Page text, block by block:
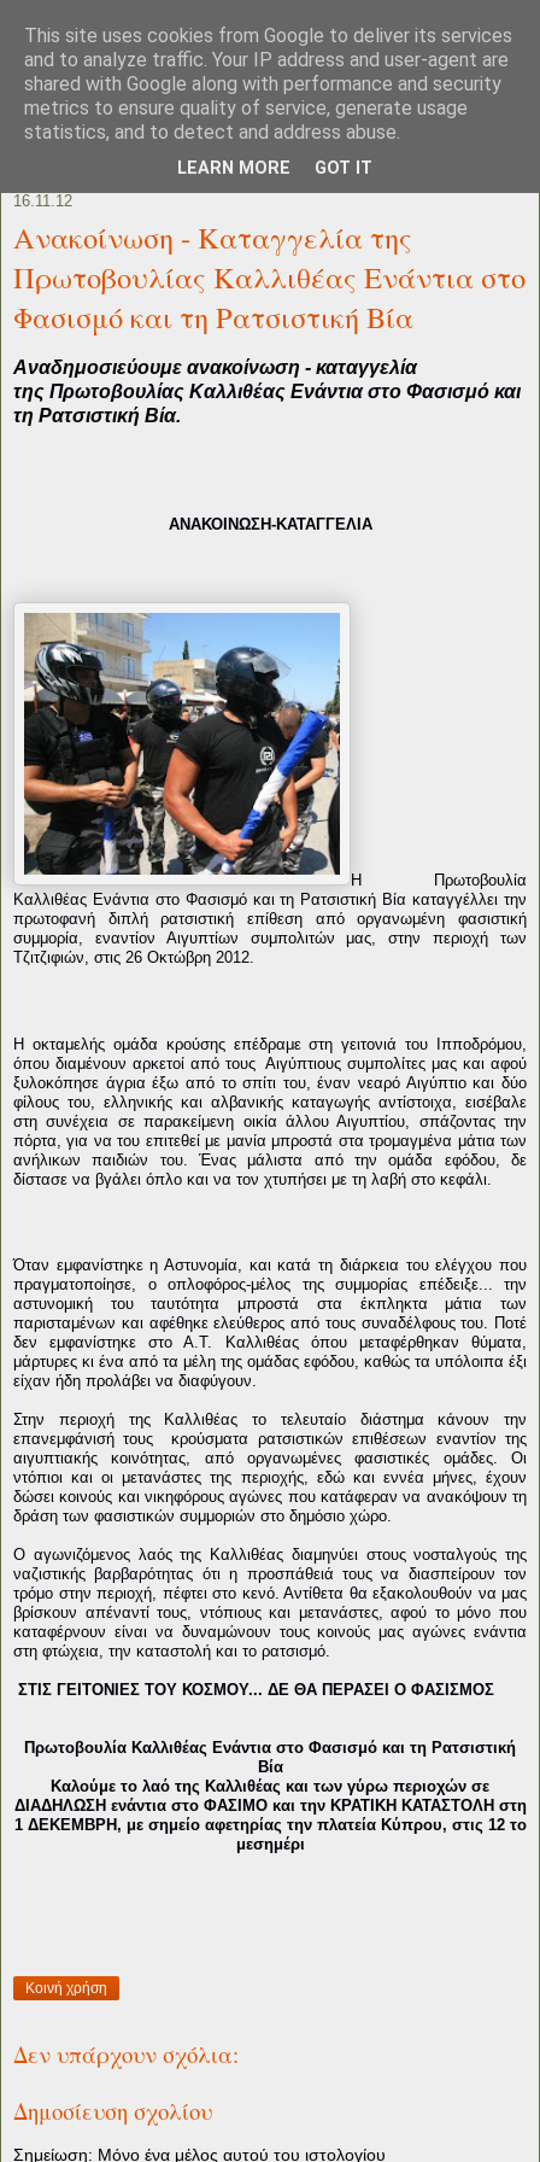
16.11.12
Ανακοίνωση - Καταγγελία της
Πρωτοβουλίας Καλλιθέας Ενάντια στο
Φασισμό και τη Ρατσιστική Βία
Αναδημοσιεύουμε ανακοίνωση - καταγγελία
της Πρωτοβουλίας Καλλιθέας Ενάντια στο Φασισμό και
τη Ρατσιστική Βία.
ΑΝΑΚΟΙΝΩΣΗ-ΚΑΤΑΓΓΕΛΙΑ
Η Πρωτοβουλία
Καλλιθέας Ενάντια στο Φασισμό και τη Ρατσιστική Βία καταγγέλλει την
πρωτοφανή διπλή ρατσιστική επίθεση από οργανωμένη φασιστική
συμμορία, εναντίον Αιγυπτίων συμπολιτών μας, στην περιοχή των
Τζιτζιφιών, στις 26 Οκτώβρη 2012.
Η οκταμελής ομάδα κρούσης επέδραμε στη γειτονιά του Ιπποδρόμου,
όπου διαμένουν αρκετοί από τους Αιγύπτιους συμπολίτες μας και αφού
ξυλοκόπησε άγρια έξω από το σπίτι του, έναν νεαρό Αιγύπτιο και δύο
φίλους του, ελληνικής και αλβανικής καταγωγής αντίστοιχα, εισέβαλε
στη συνέχεια σε παρακείμενη οικία άλλου Αιγυπτίου, σπάζοντας την
πόρτα, για να του επιτεθεί με μανία μπροστά στα τρομαγμένα μάτια των
ανήλικων παιδιών του. Ένας μάλιστα από την ομάδα εφόδου, δε
δίστασε να βγάλει όπλο και να τον χτυπήσει με τη λαβή στο κεφάλι.
Όταν εμφανίστηκε η Αστυνομία, και κατά τη διάρκεια του ελέγχου που
πραγματοποίησε, ο οπλοφόρος-μέλος της συμμορίας επέδειξε... την
αστυνομική του ταυτότητα μπροστά στα έκπληκτα μάτια των
παρισταμένων και αφέθηκε ελεύθερος από τους συναδέλφους του. Ποτέ
δεν εμφανίστηκε στο Α.Τ. Καλλιθέας όπου μεταφέρθηκαν θύματα,
μάρτυρες κι ένα από τα μέλη της ομάδας εφόδου, καθώς τα υπόλοιπα έξι
είχαν ήδη προλάβει να διαφύγουν.
Στην περιοχή της Καλλιθέας το τελευταίο διάστημα κάνουν την
επανεμφάνισή τους κρούσματα ρατσιστικών επιθέσεων εναντίον της
αιγυπτιακής κοινότητας, από οργανωμένες φασιστικές ομάδες. Οι
ντόπιοι και οι μετανάστες της περιοχής, εδώ και εννέα μήνες, έχουν
δώσει κοινούς και νικηφόρους αγώνες που κατάφεραν να ανακόψουν τη
δράση των φασιστικών συμμοριών στο δημόσιο χώρο.
Ο αγωνιζόμενος λαός της Καλλιθέας διαμηνύει στους νοσταλγούς της
ναζιστικής βαρβαρότητας ότι η προσπάθειά τους να διασπείρουν τον
τρόμο στην περιοχή, πέφτει στο κενό. Αντίθετα θα εξακολουθούν να μας
βρίσκουν απέναντί τους, ντόπιους και μετανάστες, αφού το μόνο που
καταφέρνουν είναι να δυναμώνουν τους κοινούς μας αγώνες ενάντια
στη φτώχεια, την καταστολή και το ρατσισμό.
ΣΤΙΣ ΓΕΙΤΟΝΙΕΣ ΤΟΥ ΚΟΣΜΟΥ... ΔΕ ΘΑ ΠΕΡΑΣΕΙ Ο ΦΑΣΙΣΜΟΣ
Πρωτοβουλία Καλλιθέας Ενάντια στο Φασισμό και τη Ρατσιστική
Βία
Καλούμε το λαό της Καλλιθέας και των γύρω περιοχών σε
ΔΙΑΔΗΛΩΣΗ ενάντια στο ΦΑΣΙΜΟ και την ΚΡΑΤΙΚΗ ΚΑΤΑΣΤΟΛΗ στη
1 ΔΕΚΕΜΒΡΗ, με σημείο αφετηρίας την πλατεία Κύπρου, στις 12 το
μεσημέρι
Κοινή χρήση
Δεν υπάρχουν σχόλια:
Δημοσίευση σχολίου
Σημείωση: Μόνο ένα μέλος αυτού του ιστολογίου
This site uses cookies from Google to deliver its services
and to analyze traffic. Your IP address and user-agent are
shared with Google along with performance and security
metrics to ensure quality of service, generate usage
statistics, and to detect and address abuse.
LEARN MORE GOT IT